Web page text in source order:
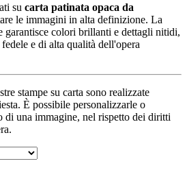
su carta patinata opaca da
le immagini in alta definizione. La
garantisce colori brillanti e dettagli nitidi,
e di alta qualità dell'opera
stampe su carta sono realizzate
È possibile personalizzarle o
di una immagine, nel rispetto dei diritti